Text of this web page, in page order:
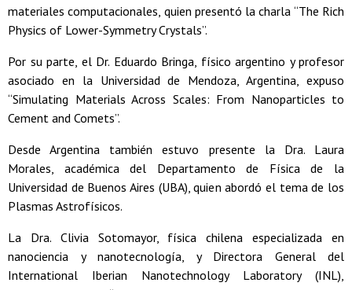
materiales computacionales, quien presentó la charla “The Rich
Physics of Lower-Symmetry Crystals”.
Por su parte, el Dr. Eduardo Bringa, físico argentino y profesor
asociado en la Universidad de Mendoza, Argentina, expuso
“Simulating Materials Across Scales: From Nanoparticles to
Cement and Comets”.
Desde Argentina también estuvo presente la Dra. Laura
Morales, académica del Departamento de Física de la
Universidad de Buenos Aires (UBA), quien abordó el tema de los
Plasmas Astrofísicos.
La Dra. Clivia Sotomayor, física chilena especializada en
nanociencia y nanotecnología, y Directora General del
International Iberian Nanotechnology Laboratory (INL),